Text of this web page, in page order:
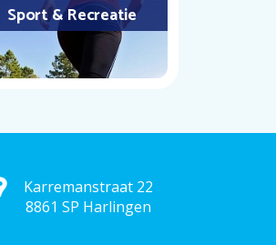
Sport & Recreatie
Karremanstraat 22
8861 SP Harlingen